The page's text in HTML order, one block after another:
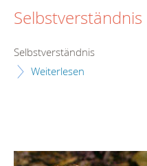
Selbstverständnis
Selbstverständnis
Weiterlesen